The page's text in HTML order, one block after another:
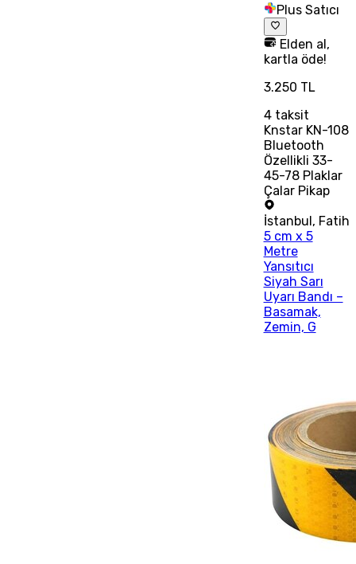
Plus Satıcı
Elden al,
kartla öde!
3.250 TL
4taksit
Knstar KN-108
Bluetooth
Özellikli 33-
45-78 Plaklar
Çalar Pikap
İstanbul, Fatih
5 cm x 5
Metre
Yansıtıcı
Siyah Sarı
Uyarı Bandı –
Basamak,
Zemin, G